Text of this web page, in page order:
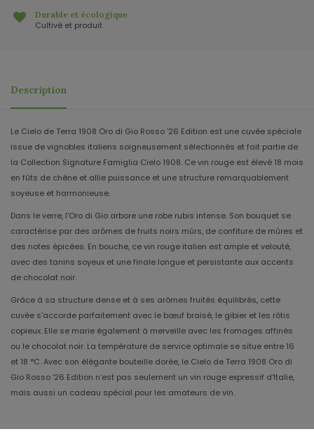
Durable et écologique
Cultivé et produit
Description
Le Cielo de Terra 1908 Oro di Gio Rosso '26 Edition est une cuvée spéciale
issue de vignobles italiens soigneusement sélectionnés et fait partie de
la Collection Signature Famiglia Cielo 1908. Ce vin rouge est élevé 18 mois
en fûts de chêne et allie puissance et une structure remarquablement
soyeuse et harmonieuse.
Dans le verre, l'Oro di Gio arbore une robe rubis intense. Son bouquet se
caractérise par des arômes de fruits noirs mûrs, de confiture de mûres et
des notes épicées. En bouche, ce vin rouge italien est ample et velouté,
avec des tanins soyeux et une finale longue et persistante aux accents
de chocolat noir.
Grâce à sa structure dense et à ses arômes fruités équilibrés, cette
cuvée s'accorde parfaitement avec le bœuf braisé, le gibier et les rôtis
copieux. Elle se marie également à merveille avec les fromages affinés
ou le chocolat noir. La température de service optimale se situe entre 16
et 18 °C. Avec son élégante bouteille dorée, le Cielo de Terra 1908 Oro di
Gio Rosso '26 Edition n'est pas seulement un vin rouge expressif d'Italie,
mais aussi un cadeau spécial pour les amateurs de vin.